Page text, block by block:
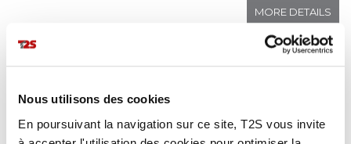
Nous utilisons des cookies
En poursuivant la navigation sur ce site, T2S vous invite
MORE DETAILS
LEARN MORE
Heavy softshell fabric for very high thermal protection.